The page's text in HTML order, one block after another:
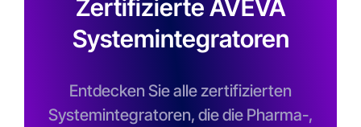
Zertifizierte AVEVA
Systemintegratoren
Entdecken Sie alle zertifizierten
Systemintegratoren, die die Pharma-,